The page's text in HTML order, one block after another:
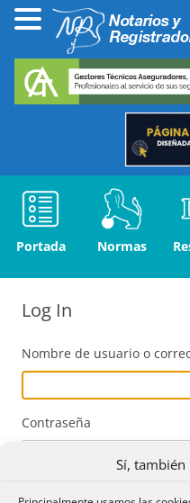
Sí, también
Portada Normas
Log In
Nombre de usuario o
Contraseña